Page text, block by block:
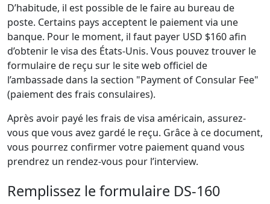
D’habitude, il est possible de le faire au bureau de
poste. Certains pays acceptent le paiement via une
banque. Pour le moment, il faut payer USD $160 afin
d’obtenir le visa des États-Unis. Vous pouvez trouver le
formulaire de reçu sur le site web officiel de
l’ambassade dans la section "Payment of Consular Fee"
(paiement des frais consulaires).
Après avoir payé les frais de visa américain, assurez-
vous que vous avez gardé le reçu. Grâce à ce document,
vous pourrez confirmer votre paiement quand vous
prendrez un rendez-vous pour l’interview.
Remplissez le formulaire DS-160